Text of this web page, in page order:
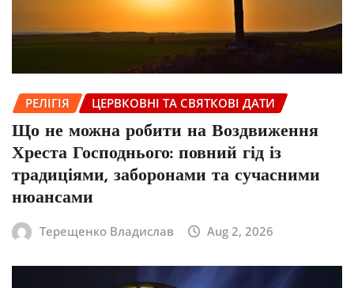
РЕЛІГІЯ ЦЕРВКОВНІ ТА СВЯТКОВІ ДАТИ
Що не можна робити на Воздвиження
Хреста Господнього: повний гід із
традиціями, заборонами та сучасними
нюансами
Терещенко Владислав Aug 2, 2026